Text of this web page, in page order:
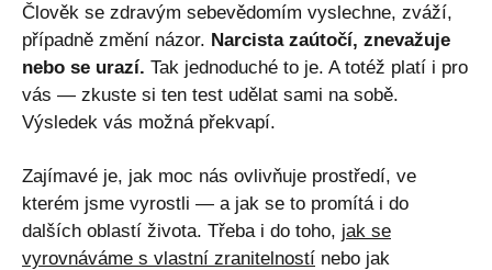
Člověk se zdravým sebevědomím vyslechne, zváží,
případně změní názor. Narcista zaútočí, znevažuje
nebo se urazí. Tak jednoduché to je. A totéž platí i pro
vás — zkuste si ten test udělat sami na sobě.
Výsledek vás možná překvapí.
Zajímavé je, jak moc nás ovlivňuje prostředí, ve
kterém jsme vyrostli — a jak se to promítá i do
dalších oblastí života. Třeba i do toho, jak se
vyrovnáváme s vlastní zranitelností nebo jak